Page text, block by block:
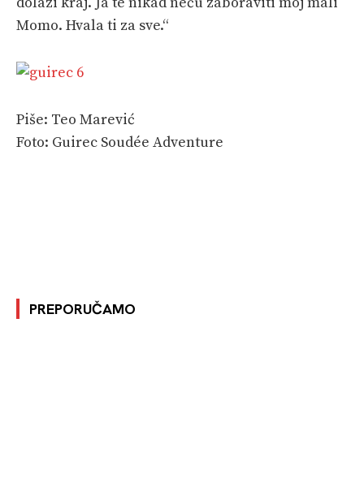
Momo. Hvala ti za sve.“
Piše: Teo Marević
Foto: Guirec Soudée Adventure
PREPORUČAMO